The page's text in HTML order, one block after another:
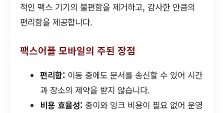
적인 팩스 기기의 불편함을 제거하고, 감사한 만큼의
편리함을 제공합니다.
팩스어플 모바일의 주된 장점
편리함: 이동 중에도 문서를 송신할 수 있어 시간
과 장소의 제약을 받지 않습니다.
비용 효율성: 종이와 잉크 비용이 필요 없어 운영